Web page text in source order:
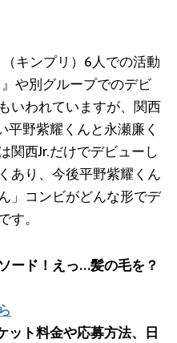
キンプリ）6人での活動
や別グループでのデビ
いわれていますが、関西
平野紫耀くんと永瀬廉く
関西Jr.だけでデビューし
あり、今後平野紫耀くん
」コンビがどんな形でデ
す。
ード！えっ…髪の毛を？
ット料金や応募方法、日